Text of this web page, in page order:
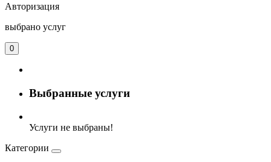
Авторизация
выбрано услуг
0
Выбранные услуги
Услуги не выбраны!
Категории